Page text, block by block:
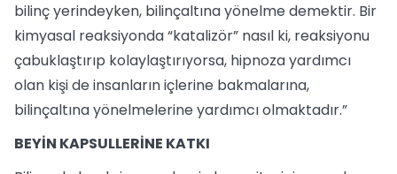
bilinç yerindeyken, bilinçaltına yönelme demektir. Bir
kimyasal reaksiyonda “katalizör” nasıl ki, reaksiyonu
çabuklaştırıp kolaylaştırıyorsa, hipnoza yardımcı
olan kişi de insanların içlerine bakmalarına,
bilinçaltına yönelmelerine yardımcı olmaktadır.”
BEYİN KAPSULLERİNE KATKI